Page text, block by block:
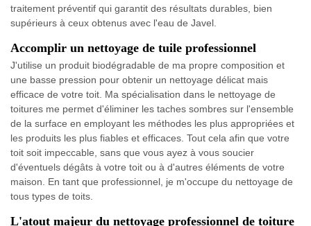
traitement préventif qui garantit des résultats durables, bien
supérieurs à ceux obtenus avec l'eau de Javel.
Accomplir un nettoyage de tuile professionnel
J'utilise un produit biodégradable de ma propre composition et
une basse pression pour obtenir un nettoyage délicat mais
efficace de votre toit. Ma spécialisation dans le nettoyage de
toitures me permet d'éliminer les taches sombres sur l'ensemble
de la surface en employant les méthodes les plus appropriées et
les produits les plus fiables et efficaces. Tout cela afin que votre
toit soit impeccable, sans que vous ayez à vous soucier
d'éventuels dégâts à votre toit ou à d'autres éléments de votre
maison. En tant que professionnel, je m'occupe du nettoyage de
tous types de toits.
L'atout majeur du nettoyage professionnel de toiture